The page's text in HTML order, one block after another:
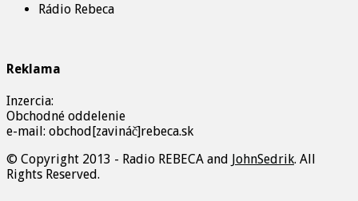
Rádio Rebeca
Reklama
Inzercia:
Obchodné oddelenie
e-mail: obchod[zavináč]rebeca.sk
© Copyright 2013 - Radio REBECA and
JohnSedrik. All
Rights Reserved.